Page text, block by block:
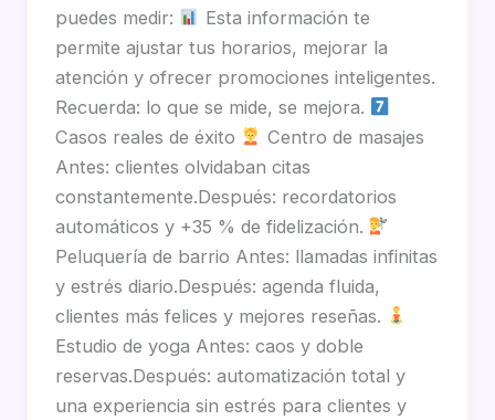
puedes medir:
Esta información te
permite ajustar tus horarios, mejorar la
atención y ofrecer promociones inteligentes.
Recuerda: lo que se mide, se mejora.
Casos reales de éxito
Centro de masajes
Antes: clientes olvidaban citas
constantemente.Después: recordatorios
automáticos y +35 % de fidelización.
Peluquería de barrio Antes: llamadas infinitas
y estrés diario.Después: agenda fluida,
clientes más felices y mejores reseñas.
Estudio de yoga Antes: caos y doble
reservas.Después: automatización total y
una experiencia sin estrés para clientes y